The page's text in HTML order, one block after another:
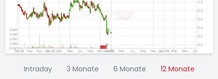
Intraday 3 Monate 6 Monate
12 Monate